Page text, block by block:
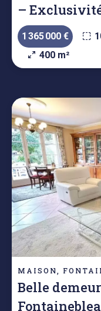
–
1 365 000 €
400 m²
MAISON,
Belle